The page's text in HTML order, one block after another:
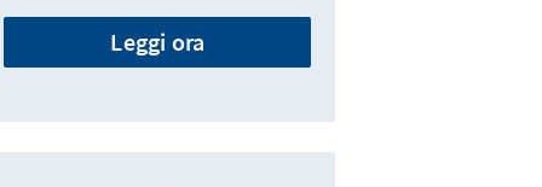
Leggi ora